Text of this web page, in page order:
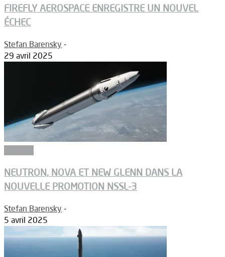
FIREFLY AEROSPACE ENREGISTRE UN NOUVEL
ÉCHEC
Stefan Barensky -
29 avril 2025
NEUTRON, NOVA ET NEW GLENN DANS LA
NOUVELLE PROMOTION NSSL-3
Stefan Barensky -
5 avril 2025